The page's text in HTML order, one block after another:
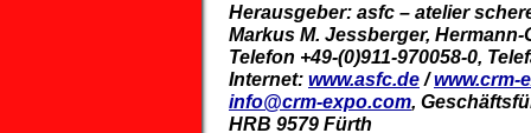
Herausgeber: asfc – atelier
Markus M. Jessberger,
Telefon +49-(0)911-970058-0,
Internet: www.asfc.de /www.crm-
info@crm-expo.com,
HRB 9579 Fürth